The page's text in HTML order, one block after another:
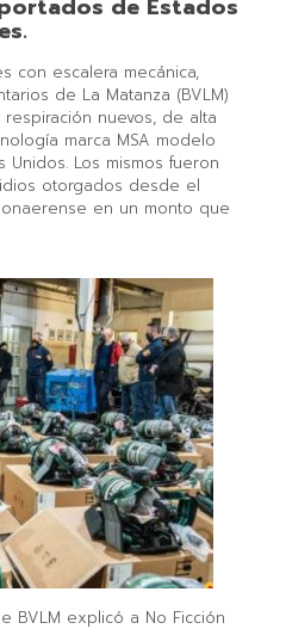
de Estados
con escalera mecánica,
de La Matanza (BVLM)
nuevos, de alta
marca MSA modelo
Unidos. Los mismos fueron
otorgados desde el
en un monto que
BVLM explicó a No Ficción